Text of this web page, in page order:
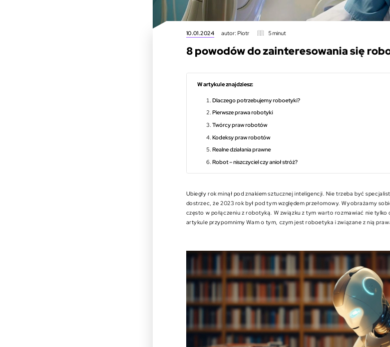
10.01.2024 autor: Piotr 5 minut
8 powodów do zainteresowania się
W artykule znajdziesz:
Dlaczego potrzebujemy roboetyki?
Pierwsze prawa robotyki
Twórcy praw robotów
Kodeksy praw robotów
Realne działania prawne
Robot – niszczyciel czy anioł stróż?
Ubiegły rok minął pod znakiem sztucznej inteligencji. Nie trzeba być
dostrzec, że 2023 rok był pod tym względem przełomowy. Wyobrażamy
często w połączeniu z robotyką. W związku z tym warto rozmawiać nie
artykule przypomnimy Wam o tym, czym jest roboetyka i związane z nią